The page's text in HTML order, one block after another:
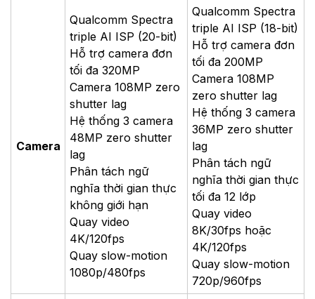
Camera
Qualcomm Spectra
triple AI ISP (20-bit)
Hỗ trợ camera đơn
tối đa 320MP
Camera 108MP zero
shutter lag
Hệ thống 3 camera
48MP zero shutter
lag
Phân tách ngữ
nghĩa thời gian thực
không giới hạn
Quay video
4K/120fps
Quay slow-motion
1080p/480fps
Qualcomm Spectra
triple AI ISP (18-bit)
Hỗ trợ camera đơn
tối đa 200MP
Camera 108MP
zero shutter lag
Hệ thống 3 camera
36MP zero shutter
lag
Phân tách ngữ
nghĩa thời gian thực
tối đa 12 lớp
Quay video
8K/30fps hoặc
4K/120fps
Quay slow-motion
720p/960fps